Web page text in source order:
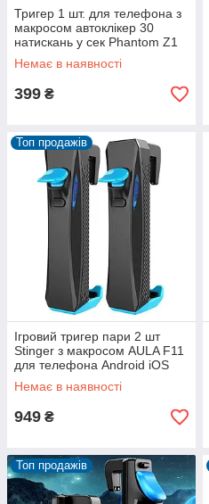
Тригер 1 шт. для телефона з
макросом автоклікер 30
натискань у сек Phantom Z1
для PUBG standoff call of duty
Немає в наявності
399 ₴
Топ продажів
Ігровий тригер пари 2 шт
Stinger з макросом AULA F11
для телефона Android iOS
pubg mobile пабг пубг
мобайл
Немає в наявності
949 ₴
Топ продажів